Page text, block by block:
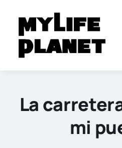
contenido
La
mi